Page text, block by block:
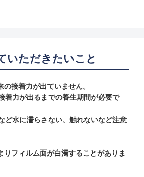
いただきたいこと
接着力が出ていません。
着力が出るまでの養生期間が必要で
ど水に濡らさない、触れないなど注意
りフィルム面が白濁することがありま